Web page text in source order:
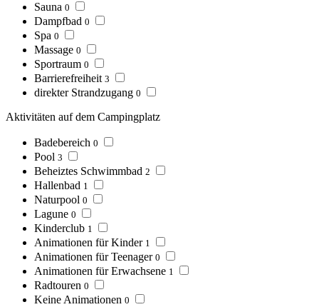
Sauna 0
Dampfbad 0
Spa 0
Massage 0
Sportraum 0
Barrierefreiheit 3
direkter Strandzugang 0
Aktivitäten auf dem Campingplatz
Badebereich 0
Pool 3
Beheiztes Schwimmbad 2
Hallenbad 1
Naturpool 0
Lagune 0
Kinderclub 1
Animationen für Kinder 1
Animationen für Teenager 0
Animationen für Erwachsene 1
Radtouren 0
Keine Animationen 0